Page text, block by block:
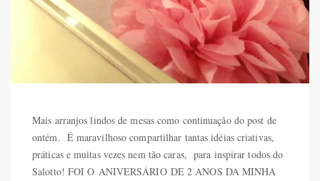
Mais arranjos lindos de mesas como continuação do post de
ontém. É maravilhoso compartilhar tantas idéias criativas,
práticas e muitas vezes nem tão caras, para inspirar todos do
Salotto! FOI O ANIVERSÁRIO DE 2 ANOS DA MINHA